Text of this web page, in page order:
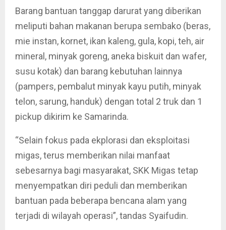
Barang bantuan tanggap darurat yang diberikan
meliputi bahan makanan berupa sembako (beras,
mie instan, kornet, ikan kaleng, gula, kopi, teh, air
mineral, minyak goreng, aneka biskuit dan wafer,
susu kotak) dan barang kebutuhan lainnya
(pampers, pembalut minyak kayu putih, minyak
telon, sarung, handuk) dengan total 2 truk dan 1
pickup dikirim ke Samarinda.
“Selain fokus pada ekplorasi dan eksploitasi
migas, terus memberikan nilai manfaat
sebesarnya bagi masyarakat, SKK Migas tetap
menyempatkan diri peduli dan memberikan
bantuan pada beberapa bencana alam yang
terjadi di wilayah operasi”, tandas Syaifudin.